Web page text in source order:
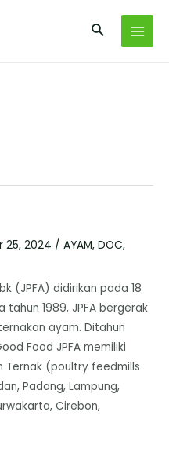
25, 2024 / AYAM, DOC,
(JPFA) didirikan pada 18
tahun 1989, JPFA bergerak
ayam. Ditahun
Food JPFA memiliki
Ternak (poultry feedmills
Padang, Lampung,
Cirebon,